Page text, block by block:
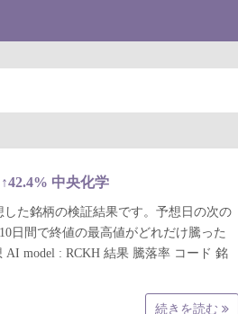
中央化学
した銘柄の検証結果です。予想日の次の
日間で終値の最高値がどれだけ騰った
AI model : RCKH 結果 騰落率 コード 銘
続きを読む